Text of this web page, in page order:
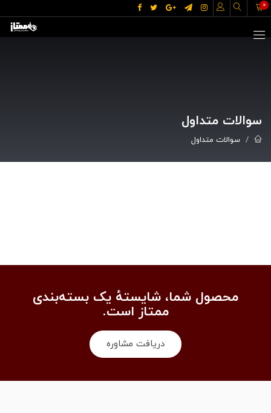
0
سوالات متداول
سوالات متداول
محصول شما، شایستهٔ یک بسته‌بندی
ممتاز است.
دریافت مشاوره